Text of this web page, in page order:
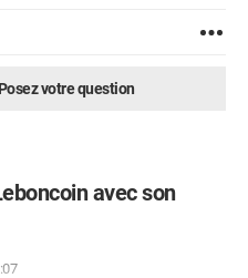
Posez votre question
avec son